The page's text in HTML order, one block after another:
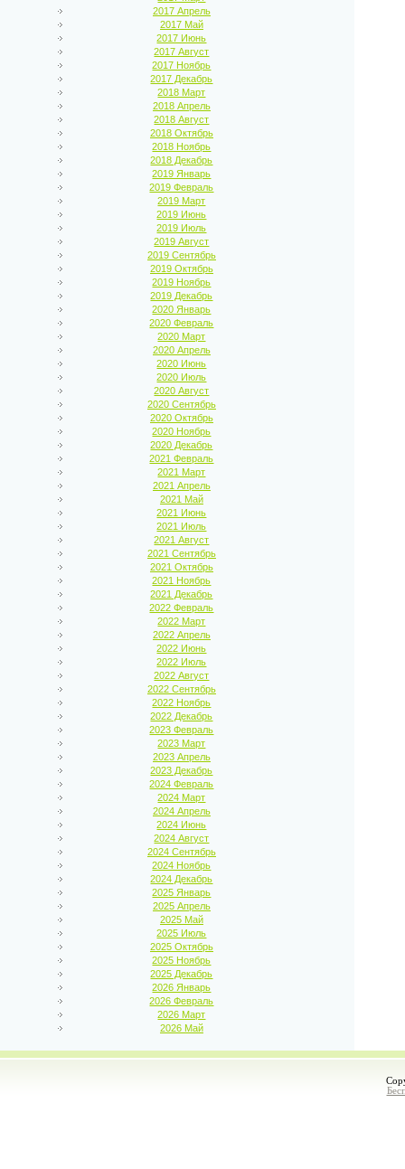
2017 Апрель
2017 Май
2017 Июнь
2017 Август
2017 Ноябрь
2017 Декабрь
2018 Март
2018 Апрель
2018 Август
2018 Октябрь
2018 Ноябрь
2018 Декабрь
2019 Январь
2019 Февраль
2019 Март
2019 Июнь
2019 Июль
2019 Август
2019 Сентябрь
2019 Октябрь
2019 Ноябрь
2019 Декабрь
2020 Январь
2020 Февраль
2020 Март
2020 Апрель
2020 Июнь
2020 Июль
2020 Август
2020 Сентябрь
2020 Октябрь
2020 Ноябрь
2020 Декабрь
2021 Февраль
2021 Март
2021 Апрель
2021 Май
2021 Июнь
2021 Июль
2021 Август
2021 Сентябрь
2021 Октябрь
2021 Ноябрь
2021 Декабрь
2022 Февраль
2022 Март
2022 Апрель
2022 Июнь
2022 Июль
2022 Август
2022 Сентябрь
2022 Ноябрь
2022 Декабрь
2023 Февраль
2023 Март
2023 Апрель
2023 Декабрь
2024 Февраль
2024 Март
2024 Апрель
2024 Июнь
2024 Август
2024 Сентябрь
2024 Ноябрь
2024 Декабрь
2025 Январь
2025 Апрель
2025 Май
2025 Июль
2025 Октябрь
2025 Ноябрь
2025 Декабрь
2026 Январь
2026 Февраль
2026 Март
2026 Май